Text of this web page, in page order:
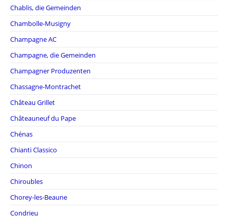
Chablis, die Gemeinden
Chambolle-Musigny
Champagne AC
Champagne, die Gemeinden
Champagner Produzenten
Chassagne-Montrachet
Château Grillet
Châteauneuf du Pape
Chénas
Chianti Classico
Chinon
Chiroubles
Chorey-les-Beaune
Condrieu